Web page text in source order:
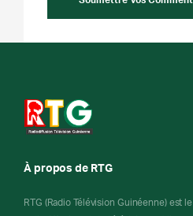
À propos de RTG
RTG (Radio Télévision Guinéenne) est